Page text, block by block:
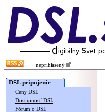
neprihlásený
DSL pripojenie
Ceny DSL
Dostupnosť DSL
Fórum o DSL